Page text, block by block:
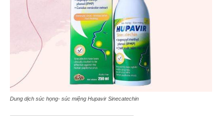
Dung dịch súc họng- súc miệng Hupavir Sinecatechin